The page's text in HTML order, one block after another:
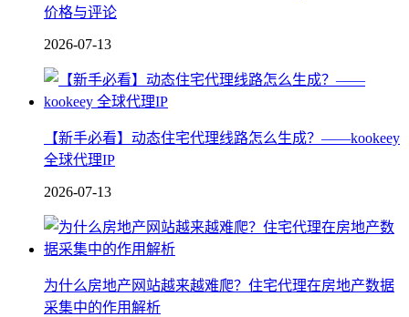
价格与评论
2026-07-13
【新手必看】动态住宅代理线路怎么生成？——kookeey
全球代理IP
2026-07-13
为什么房地产网站越来越难爬？住宅代理在房地产数据
采集中的作用解析